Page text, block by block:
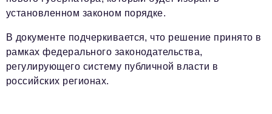
установленном законом порядке.
В документе подчеркивается, что решение принято в
рамках федерального законодательства,
регулирующего систему публичной власти в
российских регионах.